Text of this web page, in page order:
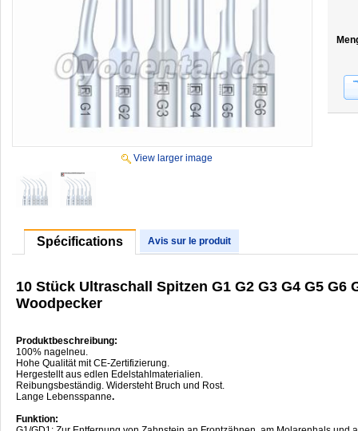
View larger image
Spécifications Avis sur le produit
10 Stück Ultraschall Spitzen G1 G2 G3 G4 G5 G6
Woodpecker
Produktbeschreibung:
100% nagelneu.
Hohe Qualität mit CE-Zertifizierung.
Hergestellt aus edlen Edelstahlmaterialien.
Reibungsbeständig. Widersteht Bruch und Rost.
Lange Lebensspanne.
Funktion: